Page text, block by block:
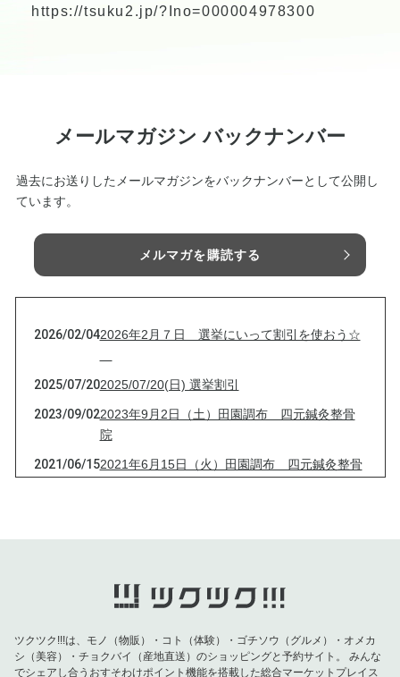
https://tsuku2.jp/?Ino=000004978300
メールマガジン バックナンバー
過去にお送りしたメールマガジンをバックナンバーとして公開し
ています。
メルマガを購読する
2026/02/042026年2月７日 選挙にいって割引を使おう☆
2025/07/202025/07/20(日) 選挙割引
2023/09/022023年9月2日（土）田園調布 四元鍼灸整骨
院
2021/06/152021年6月15日（火）田園調布 四元鍼灸整骨
院
2021/03/03 2021年3月3日（水）田園調布 四元鍼灸整骨
ツクツク!!!は、モノ（物販）・コト（体験）・ゴチソウ（グルメ）・オメカ
シ（美容）・チョクバイ（産地直送）のショッピングと予約サイト。
みんな
でシェアし合うおすそわけポイント機能を搭載した総合マーケットプレイス